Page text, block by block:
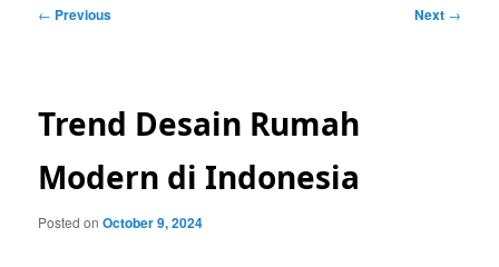
Post
← Previous Next →
Trend Desain Rumah
Modern di Indonesia
Posted onOctober 9, 2024